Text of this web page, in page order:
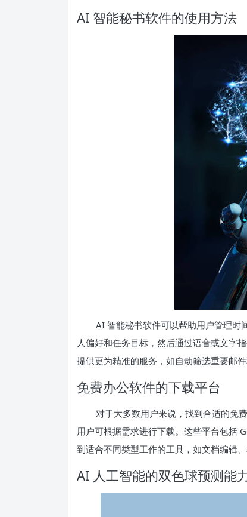
AI 智能秘书软件的使用方法
AI 智能秘书软件可以帮助用户管理时
人偏好和任务目标，然后通过语音或文字
提供更为精准的服务，如自动筛选重要邮件
免费办公软件的下载平台
对于大多数用户来说，找到合适的免
用户可根据需求进行下载。这些平台包括
到适合不同类型工作的工具，如文档编辑、
AI 人工智能的双色球预测能